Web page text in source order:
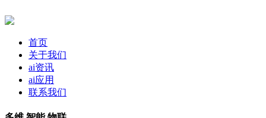
首页
关于我们
ai资讯
ai应用
联系我们